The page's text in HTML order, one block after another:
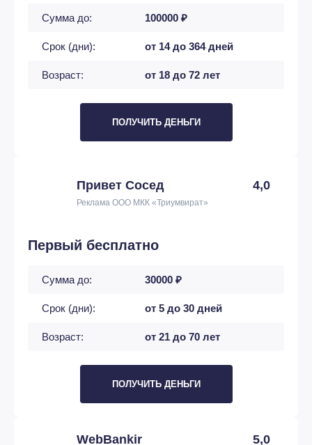
Сумма до: 100000 ₽
Срок (дни): от 14 до 364 дней
Возраст: от 18 до 72 лет
ПОЛУЧИТЬ ДЕНЬГИ
Привет Сосед 4,0
Реклама ООО МКК «Триумвират»
Первый бесплатно
Сумма до: 30000 ₽
Срок (дни): от 5 до 30 дней
Возраст: от 21 до 70 лет
ПОЛУЧИТЬ ДЕНЬГИ
WebBankir 5,0